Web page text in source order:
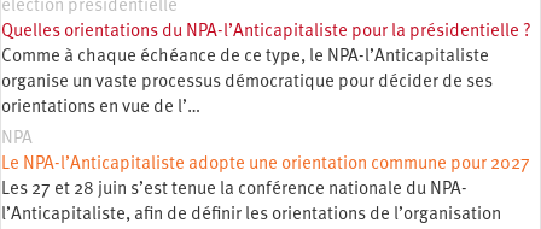
élection présidentielle
Quelles orientations du NPA-l’Anticapitaliste pour la présidentielle ?
Comme à chaque échéance de ce type, le NPA-l’Anticapitaliste
organise un vaste processus démocratique pour décider de ses
orientations en vue de l’…
NPA
Le NPA-l’Anticapitaliste adopte une orientation commune pour 2027
Les 27 et 28 juin s’est tenue la conférence nationale du NPA-
l’Anticapitaliste, afin de définir les orientations de l’organisation